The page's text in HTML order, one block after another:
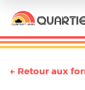
← Retour aux